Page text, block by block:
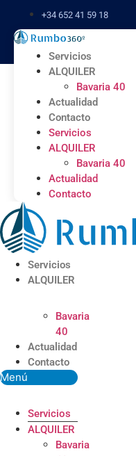
contenido
+34 652 41 59 18
Servicios
ALQUILER
Bavaria 40
Actualidad
Contacto
Servicios
ALQUILER
Bavaria 40
Actualidad
Contacto
Servicios
ALQUILER
Bavaria
40
Actualidad
Contacto
Menú
Servicios
ALQUILER
Bavaria